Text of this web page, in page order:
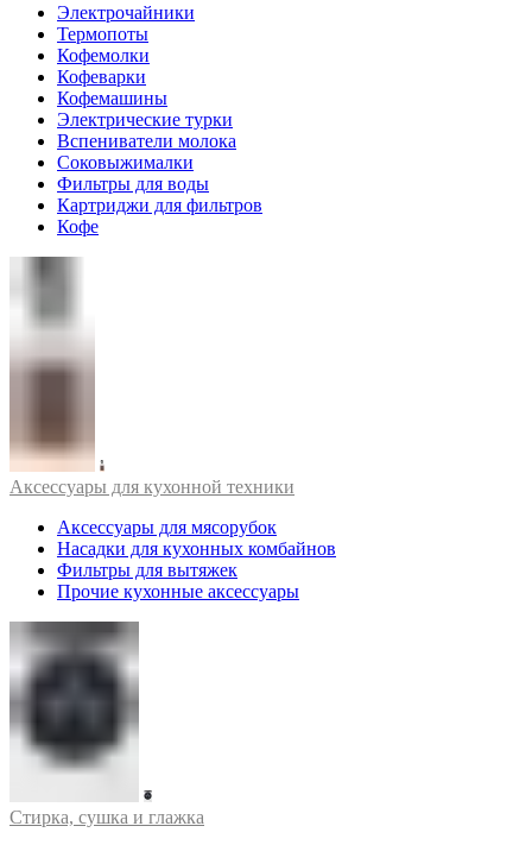
Электрочайники
Термопоты
Кофемолки
Кофеварки
Кофемашины
Электрические турки
Вспениватели молока
Соковыжималки
Фильтры для воды
Картриджи для фильтров
Кофе
Аксессуары для кухонной техники
Аксессуары для мясорубок
Насадки для кухонных комбайнов
Фильтры для вытяжек
Прочие кухонные аксессуары
Стирка, сушка и глажка